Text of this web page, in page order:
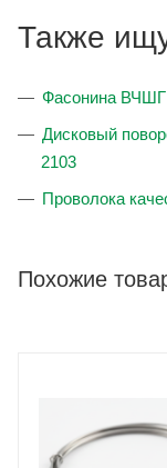
Также
Фасонина ВЧШГ
Дисковый
2103
Проволока
Похожие